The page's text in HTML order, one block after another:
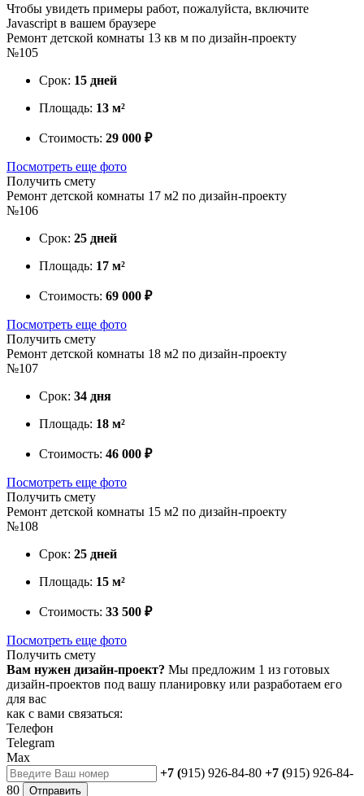
Чтобы увидеть примеры работ, пожалуйста, включите
Javascript в вашем браузере
Ремонт детской комнаты 13 кв м по дизайн-проекту
№105
Срок: 15 дней
Площадь: 13 м²
Стоимость: 29 000 ₽
Посмотреть еще фото
Получить смету
Ремонт детской комнаты 17 м2 по дизайн-проекту
№106
Срок: 25 дней
Площадь: 17 м²
Стоимость: 69 000 ₽
Посмотреть еще фото
Получить смету
Ремонт детской комнаты 18 м2 по дизайн-проекту
№107
Срок: 34 дня
Площадь: 18 м²
Стоимость: 46 000 ₽
Посмотреть еще фото
Получить смету
Ремонт детской комнаты 15 м2 по дизайн-проекту
№108
Срок: 25 дней
Площадь: 15 м²
Стоимость: 33 500 ₽
Посмотреть еще фото
Получить смету
Вам нужен дизайн-проект? Мы предложим 1 из готовых
дизайн-проектов под вашу планировку или разработаем его
для вас
как с вами связаться:
Телефон
Telegram
Max
+7 (915) 926-84-80 +7 (915) 926-84-
80
Отправить